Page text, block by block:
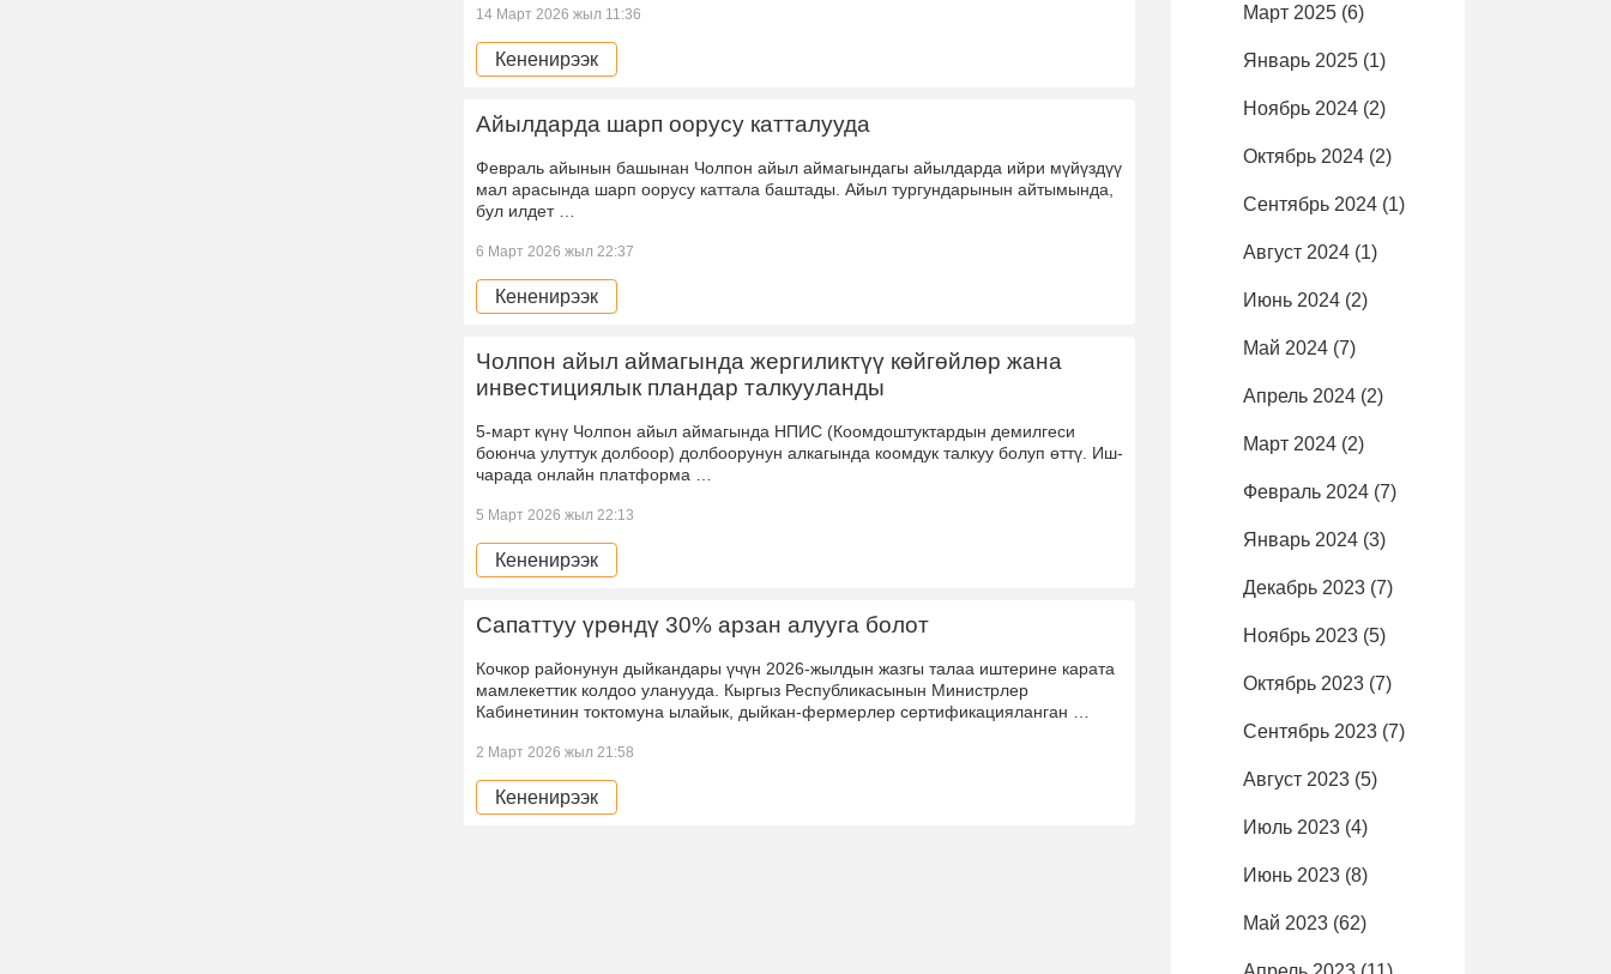
14 Март 2026 жыл 11:36
Кененирээк
Айылдарда шарп оорусу катталууда
Февраль айынын башынан Чолпон айыл аймагындагы айылдарда ийри мүйүздүү
мал арасында шарп оорусу каттала баштады. Айыл тургундарынын айтымында,
бул илдет …
6 Март 2026 жыл 22:37
Кененирээк
Чолпон айыл аймагында жергиликтүү көйгөйлөр жана
инвестициялык пландар талкууланды
5-март күнү Чолпон айыл аймагында НПИС (Коомдоштуктардын демилгеси
боюнча улуттук долбоор) долбоорунун алкагында коомдук талкуу болуп өттү. Иш-
чарада онлайн платформа …
5 Март 2026 жыл 22:13
Кененирээк
Сапаттуу үрөндү 30% арзан алууга болот
Кочкор районунун дыйкандары үчүн 2026-жылдын жазгы талаа иштерине карата
мамлекеттик колдоо уланууда. Кыргыз Республикасынын Министрлер
Кабинетинин токтомуна ылайык, дыйкан-фермерлер сертификацияланган …
2 Март 2026 жыл 21:58
Кененирээк
Март 2025 (6)
Январь 2025 (1)
Ноябрь 2024 (2)
Октябрь 2024 (2)
Сентябрь 2024 (1)
Август 2024 (1)
Июнь 2024 (2)
Май 2024 (7)
Апрель 2024 (2)
Март 2024 (2)
Февраль 2024 (7)
Январь 2024 (3)
Декабрь 2023 (7)
Ноябрь 2023 (5)
Октябрь 2023 (7)
Сентябрь 2023 (7)
Август 2023 (5)
Июль 2023 (4)
Июнь 2023 (8)
Май 2023 (62)